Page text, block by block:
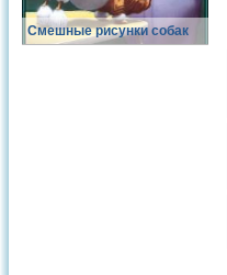
Смешные рисунки собак